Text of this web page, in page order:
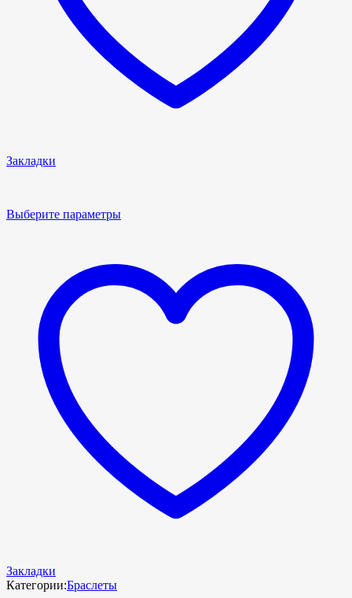
Закладки
Выберите параметры
Закладки
Категории:Браслеты